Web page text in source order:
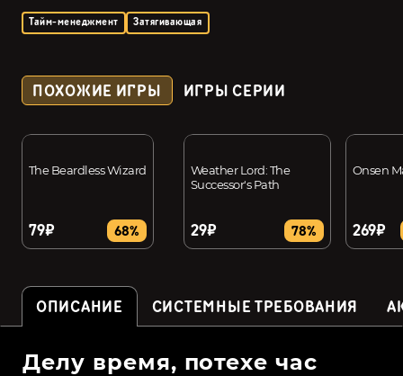
Тайм-менеджмент Затягивающая
ПОХОЖИЕ ИГРЫ ИГРЫ СЕРИИ
The Beardless Wizard
79₽ 68%
Weather Lord: The
Successor's Path
29₽ 78%
Onsen
269₽
ОПИСАНИЕ СИСТЕМНЫЕ ТРЕБОВАНИЯ
Делу время, потехе час